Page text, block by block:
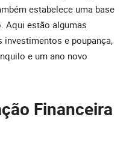
estabelece uma base
Aqui estão algumas
e poupança,
e um ano novo
Financeira